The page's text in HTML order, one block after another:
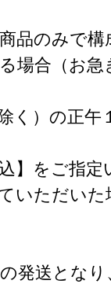
品のみで構
場合（お急
）の正午
】をご指定
いただいた
発送となり